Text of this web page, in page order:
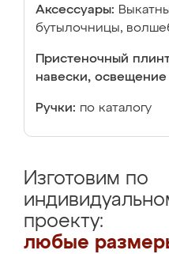
Аксессуары:
бутылочницы,
Пристеночный
навески, освещение
Ручки: по каталогу
Изготовим по
проекту:
любые